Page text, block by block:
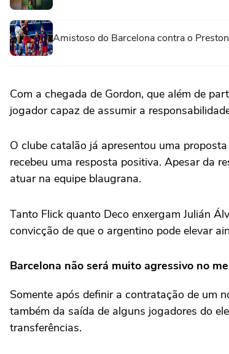
Amistoso do Barcelona contra o
Com a chegada de Gordon, que além de
jogador capaz de assumir a
O clube catalão já apresentou uma
recebeu uma resposta positiva. Apesar da
atuar na equipe blaugrana.
Tanto Flick quanto Deco enxergam Julián
convicção de que o argentino pode elevar
Barcelona não será muito agressivo no
Somente após definir a contratação de um
também da saída de alguns jogadores do
transferências.